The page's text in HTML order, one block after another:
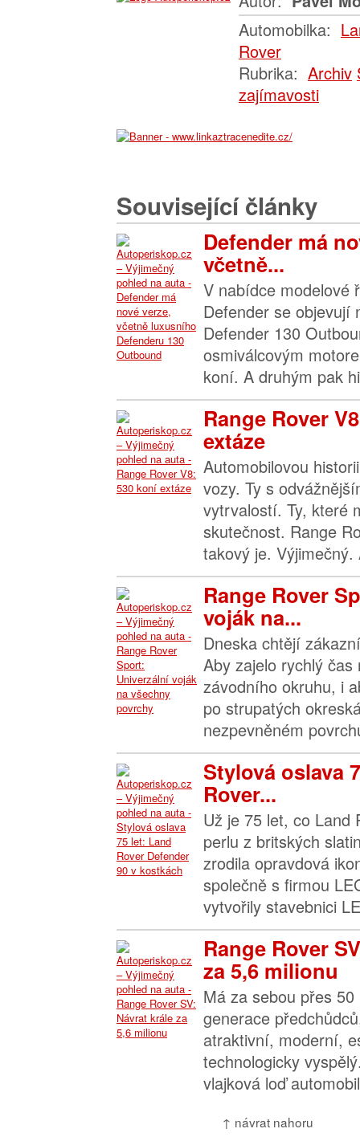
Automobilka:
Rover
Rubrika: Archiv
zajímavosti
Související články
Defender má
včetně...
V nabídce modelové
Defender se objevují
Defender 130
osmiválcovým
koní. A druhým pak
Range Rover
extáze
Automobilovou
vozy. Ty s
vytrvalostí. Ty, které
skutečnost. Range
takový je.
Range Rover
voják na...
Dneska chtějí
Aby zajelo rychlý
závodního okruhu, i
po strupatých
nezpevněném
Stylová oslava
Rover...
Už je 75 let, co Land
perlu z britských
zrodila opravdová
společně s firmou
vytvořily stavebnici
Range Rover
za 5,6 milionu
Má za sebou přes
generace
atraktivní, moderní,
technologicky
vlajková loď
↑ návrat nahoru